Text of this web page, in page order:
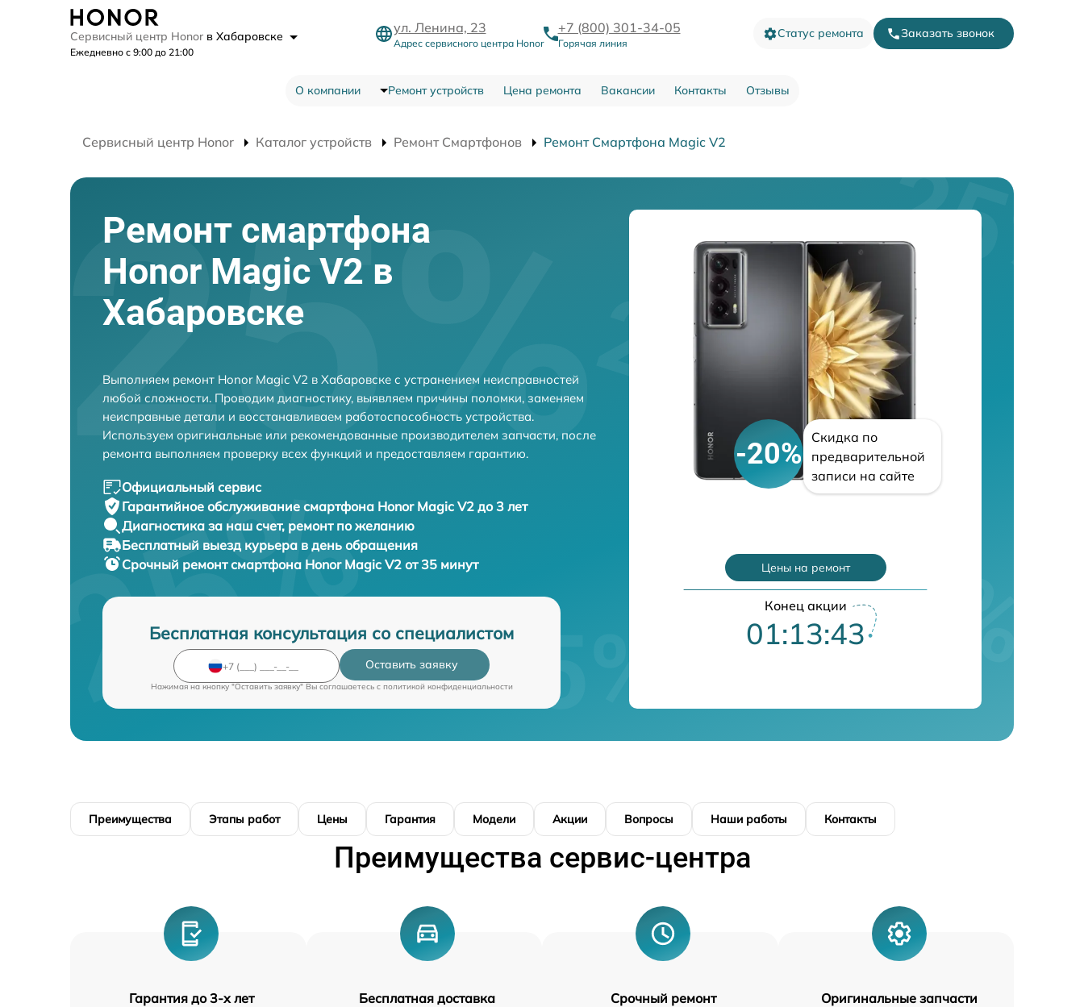
Сервисный центр Honor в Хабаровске
Ежедневно с 9:00 до 21:00
ул. Ленина, 23
Адрес сервисного центра Honor
+7 (800) 301-34-05
Горячая линия
Статус ремонта Заказать звонок
О компании Ремонт устройств Цена ремонта Вакансии Контакты Отзывы
Сервисный центр Honor Каталог устройств Ремонт Смартфонов Ремонт Смартфона Magic V2
Ремонт смартфона
Honor Magic V2 в
Хабаровске
Выполняем ремонт Honor Magic V2 в Хабаровске с устранением неисправностей
любой сложности. Проводим диагностику, выявляем причины поломки, заменяем
неисправные детали и восстанавливаем работоспособность устройства.
Используем оригинальные или рекомендованные производителем запчасти, после
ремонта выполняем проверку всех функций и предоставляем гарантию.
Официальный сервис
Гарантийное обслуживание смартфона Honor Magic V2 до 3 лет
Диагностика за наш счет, ремонт по желанию
Бесплатный выезд курьера в день обращения
Срочный ремонтсмартфона Honor Magic V2 от 35 минут
Бесплатная консультация со специалистом
Оставить заявку
Нажимая на кнопку "Оставить заявку" Вы соглашаетесь c политикой конфиденциальности
-20%
Скидка по
предварительной
записи на сайте
Цены на ремонт
Конец акции
01:13:42
Преимущества Этапы работ Цены Гарантия Модели Акции Вопросы Наши работы Контакты
Преимущества сервис-центра
Гарантия до 3-х лет Бесплатная доставка Срочный ремонт Оригинальные запчасти